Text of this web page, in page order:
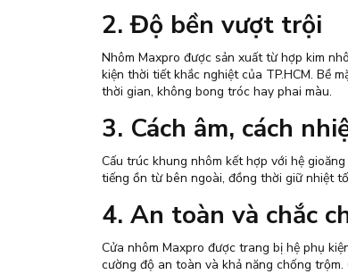
2. Độ bền vượt trội
Nhôm Maxpro được sản xuất từ hợp kim
kiện thời tiết khắc nghiệt của TP.HCM. Bề
thời gian, không bong tróc hay phai màu.
3. Cách âm, cách
Cấu trúc khung nhôm kết hợp với hệ
tiếng ồn từ bên ngoài, đồng thời giữ nhiệt
4. An toàn và chắc
Cửa nhôm Maxpro được trang bị hệ phụ
cường độ an toàn và khả năng chống